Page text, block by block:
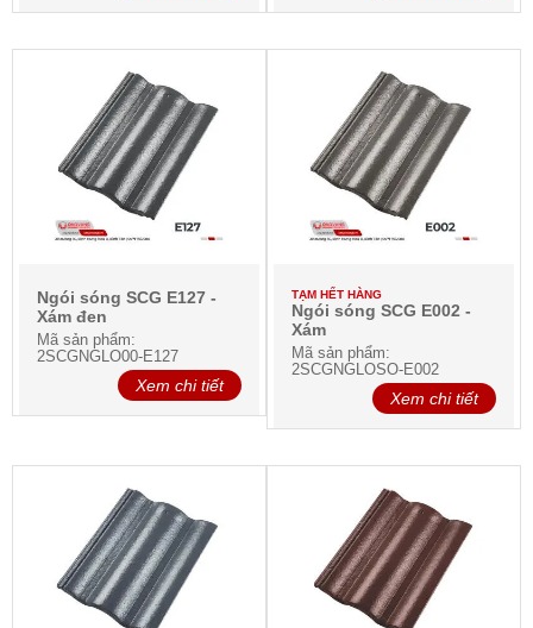
Ngói sóng SCG E127 -
Xám đen
Mã sản phẩm:
2SCGNGLO00-E127
Xem chi tiết
TẠM HẾT HÀNG
Ngói sóng SCG E002 -
Xám
Mã sản phẩm:
2SCGNGLOSO-E002
Xem chi tiết